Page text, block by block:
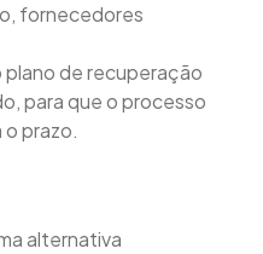
fornecedores
plano de recuperação
para que o processo
prazo.
alternativa